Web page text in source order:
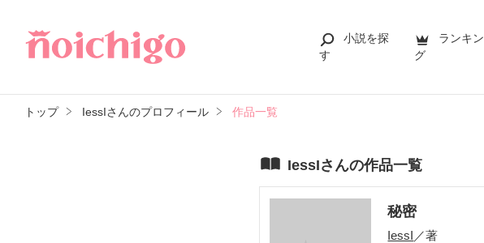
小説を探
す
ランキン
グ
トップ IessIさんのプロフィール 作品一覧
IessIさんの作品一覧
秘密
IessI ／著